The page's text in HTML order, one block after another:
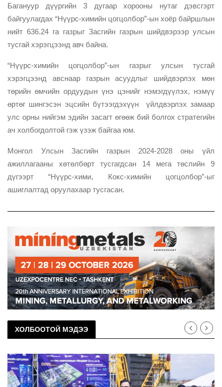
Багануур дүүргийн 3 дугаар хорооны нутаг дэвсгэрт
байгуулагдах “Нүүрс-химийн цогцолбор”-ын хоёр байршлын
нийт 636.24 га газрыг Засгийн газрын шийдвэрээр улсын
тусгай хэрэгцээнд авч байна.
“Нүүрс-химийн цогцолбор”-ын газрыг улсын тусгай
хэрэгцээнд авснаар газрын асуудлыг шийдвэрлэх мөн
төрийн өмчийн ордуудын үнэ цэнийг нэмэгдүүлэх, нэмүү
өртөг шингэсэн эцсийн бүтээгдэхүүн үйлдвэрлэх замаар
улс орны нийгэм эдийн засагт өгөөж бий болгох стратегийн
ач холбогдолтой гэж үзэж байгаа юм.
Монгол Улсын Засгийн газрын 2024-2028 оны үйл
ажиллагааны хөтөлбөрт тусгагдсан 14 мега төслийн 9
дүгээрт “Нүүрс-хими, Кокс-химийн цогцолбор”-ыг
ашиглалтад оруулахаар тусгасан.
ХОЛБООТОЙ МЭДЭЭ